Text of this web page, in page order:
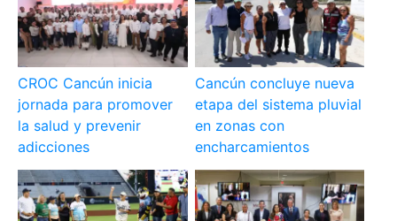
CROC Cancún inicia
jornada para promover
la salud y prevenir
adicciones
Cancún concluye nueva
etapa del sistema pluvial
en zonas con
encharcamientos